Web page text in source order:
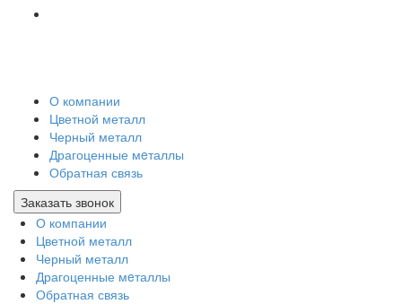
О компании
Цветной металл
Черный металл
Драгоценные мeталлы
Обратная связь
Заказать звонок
О компании
Цветной металл
Черный металл
Драгоценные мeталлы
Обратная связь